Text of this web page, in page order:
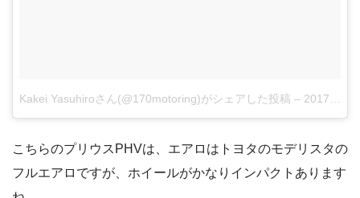
Kakei Yasuhiroさん(@170motoring)がシェアした投稿 – 2017 9月 3 1:23午前 PDT
こちらのプリウスPHVは、エアロはトヨタのモデリスタの
フルエアロですが、ホイールがかなりインパクトあります